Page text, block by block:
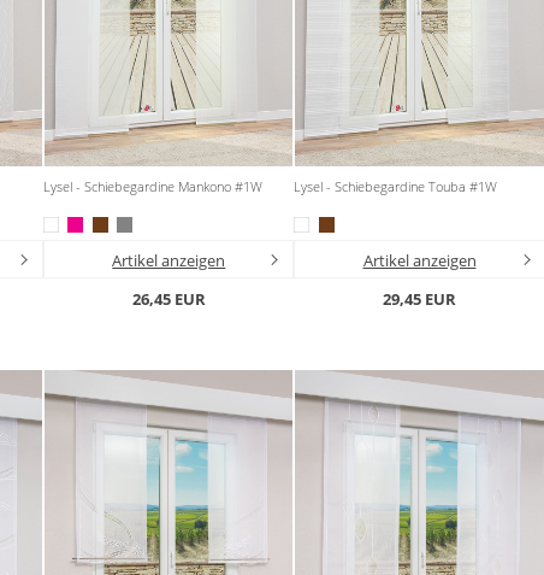
Lysel - Schiebegardine Mankono #1W
Artikel anzeigen
26,45 EUR
Lysel - Schiebegardine Touba #1W
Artikel anzeigen
29,45 EUR